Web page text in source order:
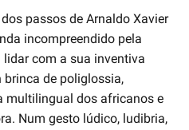
passos de Arnaldo Xavier
incompreendido pela
com a sua inventiva
brinca de poliglossia,
multilingual dos africanos e
Num gesto lúdico, ludibria,